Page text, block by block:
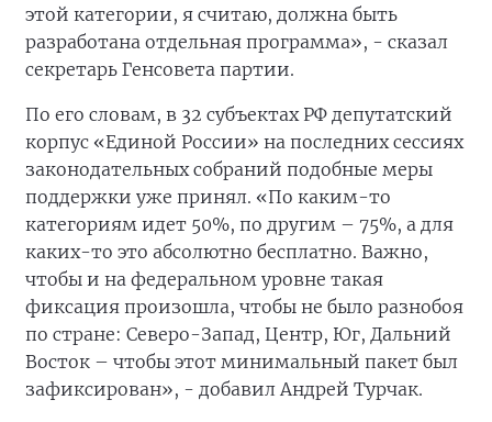
этой категории, я считаю, должна быть
разработана отдельная программа», - сказал
секретарь Генсовета партии.
По его словам, в 32 субъектах РФ депутатский
корпус «Единой России» на последних сессиях
законодательных собраний подобные меры
поддержки уже принял. «По каким-то
категориям идет 50%, по другим – 75%, а для
каких-то это абсолютно бесплатно. Важно,
чтобы и на федеральном уровне такая
фиксация произошла, чтобы не было разнобоя
по стране: Северо-Запад, Центр, Юг, Дальний
Восток – чтобы этот минимальный пакет был
зафиксирован», - добавил Андрей Турчак.